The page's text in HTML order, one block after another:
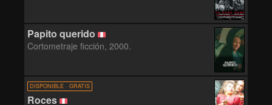
Papito querido
Cortometraje ficción, 2000.
PAPITO
QUERIDO
DISPONIBLE · GRATIS
Roces